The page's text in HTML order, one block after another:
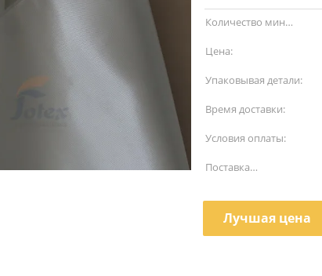
Количество мин
заказа:
Цена:
Упаковывая детали:
Время доставки:
Условия оплаты:
Поставка
Лучшая цена